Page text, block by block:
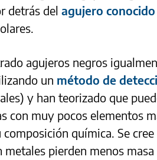
detrás del agujero
agujeros negros
un método de
y han teorizado que
con muy pocos elementos
química. Se cree
pierden menos